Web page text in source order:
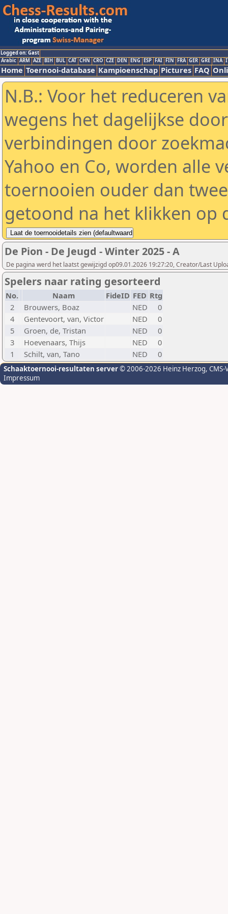
Logged on: Gast
Arabic ARM AZE BIH BUL CAT CHN CRO CZE DEN ENG ESP FAI FIN FRA GER GRE INA
Home Toernooi-database Kampioenschap Pictures FAQ
N.B.: Voor het reduceren
wegens het dagelijkse
verbindingen door
Yahoo en Co, worden alle
toernooien ouder dan
getoond na het klikken op
De Pion - De Jeugd - Winter 2025 - A
De pagina werd het laatst gewijzigd op09.01.2026 19:27:20, Creator/Last
Spelers naar rating gesorteerd
No. Naam FideID FED Rtg
2
Brouwers, Boaz NED
0
4
Gentevoort, van, Victor NED
0
5
Groen, de, Tristan NED
0
3
Hoevenaars, Thijs NED
0
1
Schilt, van, Tano NED 0
Schaaktoernooi-resultaten server© 2006-2026 Heinz Herzog,
Impressum